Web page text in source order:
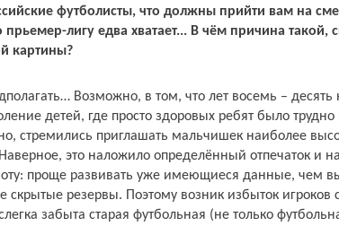
футболисты, что должны прийти вам на
прьемер-лигу едва хватает... В чём причина такой,
картины?
Возможно, в том, что лет восемь – десять
детей, где просто здоровых ребят было трудно
стремились приглашать мальчишек наиболее
это наложило определённый отпечаток и на
проще развивать уже имеющиеся данные, чем
скрытые резервы. Поэтому возник избыток игроков
забыта старая футбольная (не только